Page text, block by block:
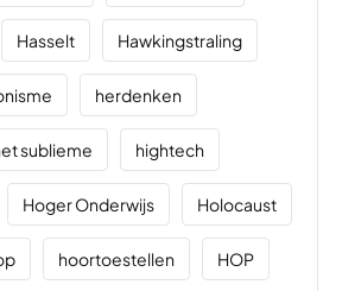
Hasselt Hawkingstraling
herdenken
sublieme hightech
Hoger Onderwijs Holocaust
hoortoestellen HOP